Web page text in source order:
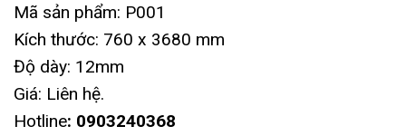
Mã sản phẩm: P001
Kích thước: 760 x 3680 mm
Độ dày: 12mm
Giá: Liên hệ.
Hotline: 0903240368